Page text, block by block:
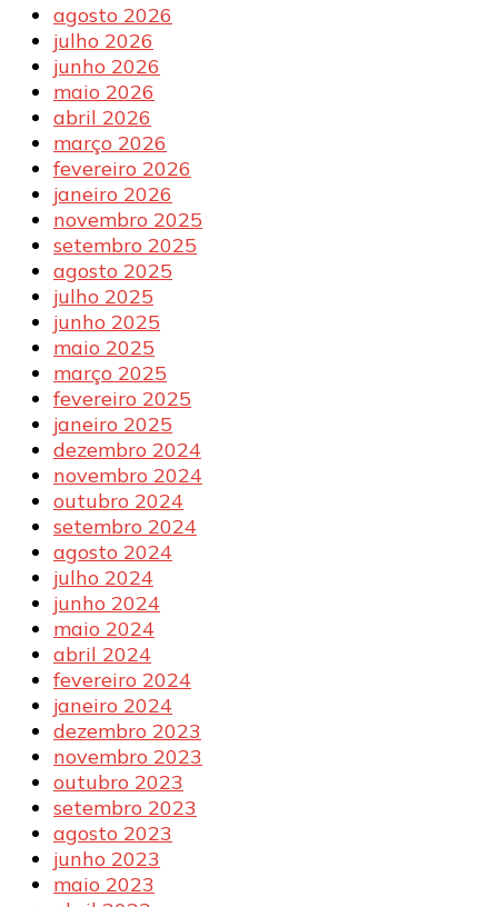
agosto 2026
julho 2026
junho 2026
maio 2026
abril 2026
março 2026
fevereiro 2026
janeiro 2026
novembro 2025
setembro 2025
agosto 2025
julho 2025
junho 2025
maio 2025
março 2025
fevereiro 2025
janeiro 2025
dezembro 2024
novembro 2024
outubro 2024
setembro 2024
agosto 2024
julho 2024
junho 2024
maio 2024
abril 2024
fevereiro 2024
janeiro 2024
dezembro 2023
novembro 2023
outubro 2023
setembro 2023
agosto 2023
junho 2023
maio 2023